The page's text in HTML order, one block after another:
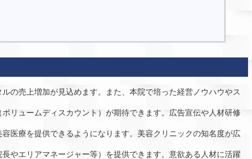
の売上増加が見込めます。また、本院で培った経営ノウハウやス
リュームディスカウント）が期待できます。広告宣伝や人材研修
医療を提供できるようになります。美容クリニックの知名度が広
やエリアマネージャー等）を提供できます。意欲ある人材に活躍